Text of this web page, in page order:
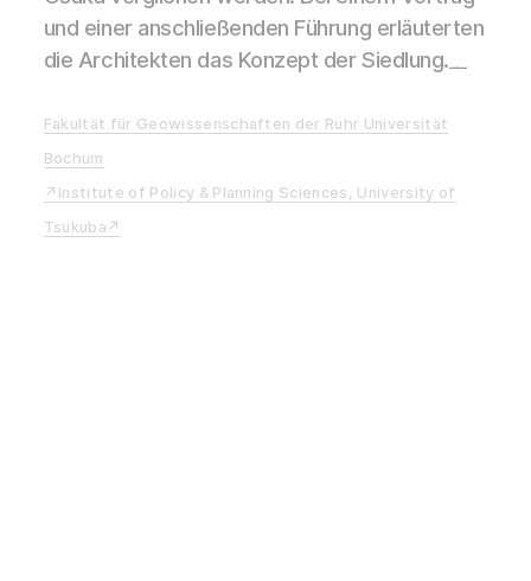
und einer anschließenden Führung erläuterten
die Architekten das Konzept der Siedlung.
Fakultät für Geowissenschaften der Ruhr Universität
Bochum
Institute of Policy & Planning Sciences, University of
Tsukuba